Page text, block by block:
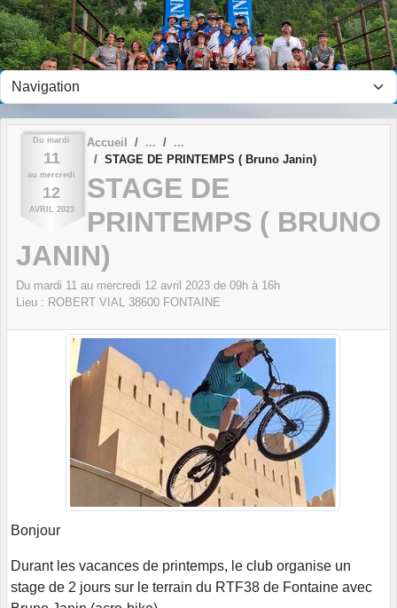
Du mardi
11
au mercredi
12
AVRIL 2023
Accueil
STAGE DE PRINTEMPS ( Bruno Janin)
STAGE DE
PRINTEMPS ( BRUNO
JANIN)
Du mardi 11 au mercredi 12 avril 2023 de 09h à 16h
Lieu : ROBERT VIAL 38600 FONTAINE
Bonjour
Durant les vacances de printemps, le club organise un
stage de 2 jours sur le terrain du RTF38 de Fontaine avec
Panneau de gestion des cookies